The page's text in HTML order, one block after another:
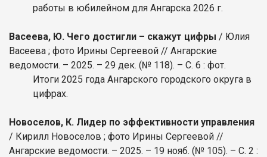
работы в юбилейном для Ангарска 2026 г.
Васеева, Ю. Чего достигли – скажут цифры / Юлия
Васеева ; фото Ирины Сергеевой // Ангарские
ведомости. – 2025. – 29 дек. (№ 118). – С. 6 : фот.
Итоги 2025 года Ангарского городского округа в
цифрах.
Новоселов, К. Лидер по эффективности управления
/ Кирилл Новоселов ; фото Ирины Сергеевой //
Ангарские ведомости. – 2025. – 19 нояб. (№ 105). – С. 2 :